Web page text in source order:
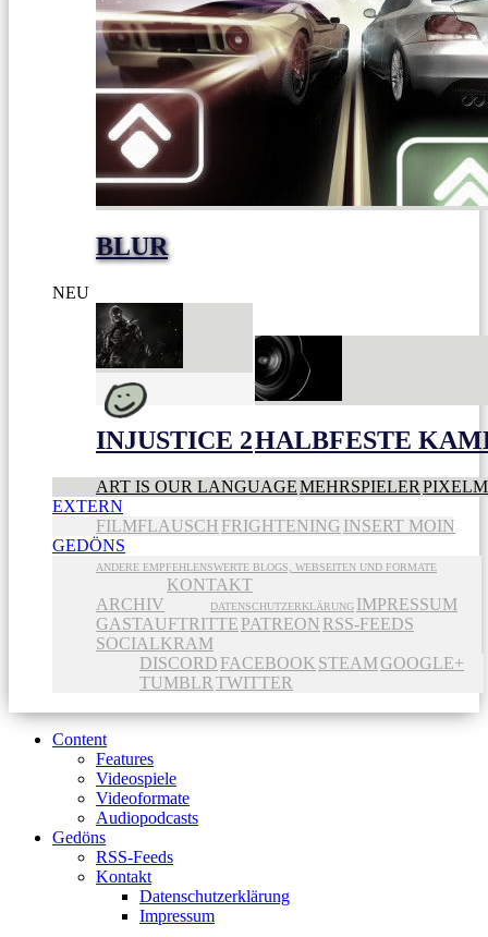
BLUR
NEU
INJUSTICE 2HALBFESTE
ART IS OUR LANGUAGEMEHRSPIELER
EXTERN
FILMFLAUSCH FRIGHTENING INSERT MOIN
GEDÖNS
ANDERE EMPFEHLENSWERTE BLOGS, WEBSEITEN UND FORMATE
ARCHIV
KONTAKT
DATENSCHUTZERKLÄRUNG IMPRESSUM
GASTAUFTRITTE PATREON RSS-FEEDS
SOCIALKRAM
DISCORD FACEBOOK STEAMGOOGLE+
TUMBLR TWITTER
Content
Features
Videospiele
Videoformate
Audiopodcasts
Gedöns
RSS-Feeds
Kontakt
Datenschutzerklärung
Impressum